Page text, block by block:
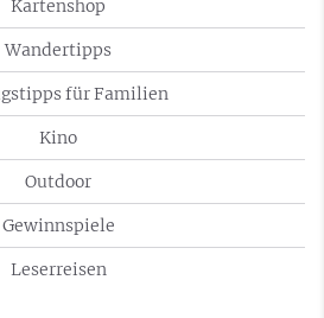
Kartenshop
Wandertipps
für Familien
Kino
Outdoor
Gewinnspiele
Leserreisen